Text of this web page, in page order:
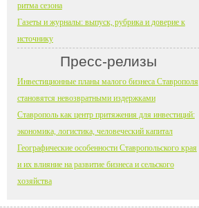
ритма сезона
Газеты и журналы: выпуск, рубрика и доверие к
источнику
Пресс-релизы
Инвестиционные планы малого бизнеса Ставрополя
становятся невозвратными издержками
Ставрополь как центр притяжения для инвестиций:
экономика, логистика, человеческий капитал
Географические особенности Ставропольского края
и их влияние на развитие бизнеса и сельского
хозяйства